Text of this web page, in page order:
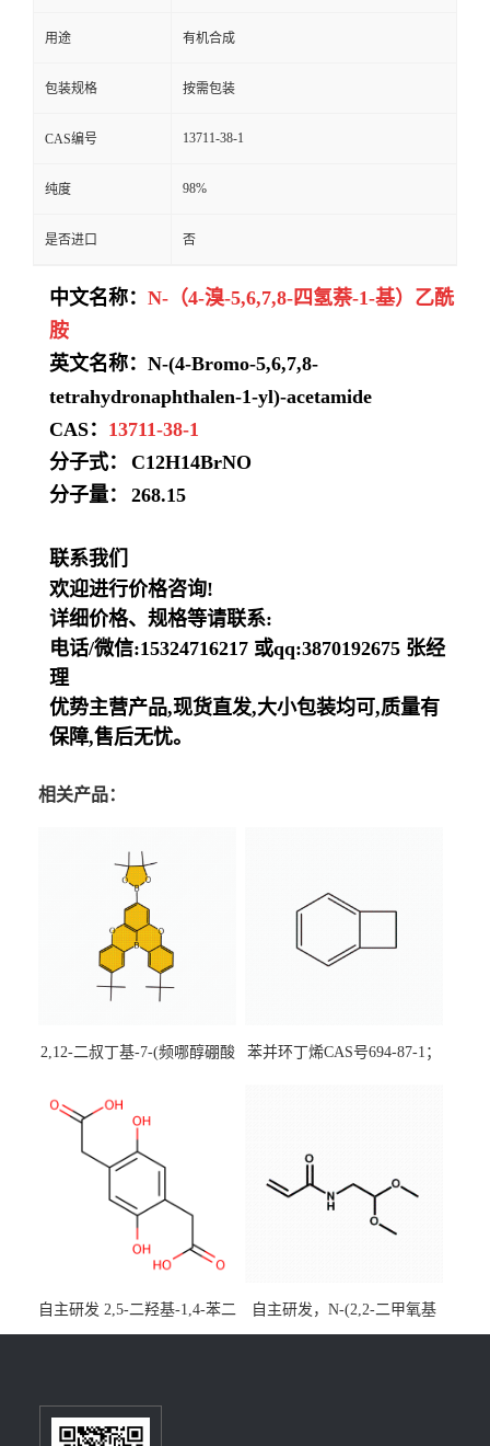
用途 有机合成
包装规格 按需包装
CAS编号 13711-38-1
纯度 98%
是否进口 否
中文名称： N-（4-溴-5,6,7,8-四氢萘-1-基）乙酰
胺
英文名称：N-(4-Bromo-5,6,7,8-
tetrahydronaphthalen-1-yl)-acetamide
CAS： 13711-38-1
分子式：
C12H14BrNO
分子量：
268.15
联系我们
欢迎进行价格咨询!
详细价格、规格等请联系:
电话/微信:15324716217 或qq:3870192675 张经
理
优势主营产品,现货直发,大小包装均可,质量有
保障,售后无忧。
相关产品：
2,12-二叔丁基-7-(频哪醇硼酸
[3,2,1-de]蒽CAS号2648896-
装，实验室现货直发
苯并环丁烯CAS号694-87-1；
自主研发 2,5-二羟基-1,4-苯二
乙酸CAS号5488-16-4；公斤
百公斤级可供应
自主研发，N-(2,2-二甲氧基
乙基)丙烯酰胺CAS号49707-